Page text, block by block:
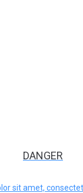
DANGER
sit amet,